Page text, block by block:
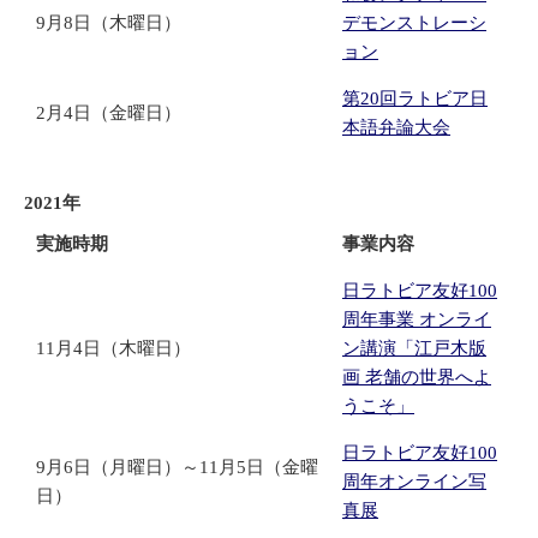
9月8日（木曜日）
デモンストレーシ
ョン
2月4日（金曜日）
第20回ラトビア日
本語弁論大会
2021年
実施時期 事業内容
11月4日（木曜日）
日ラトビア友好100
周年事業 オンライ
ン講演「江戸木版
画 老舗の世界へよ
うこそ」
9月6日（月曜日）～11月5日（金曜
日）
日ラトビア友好100
周年オンライン写
真展